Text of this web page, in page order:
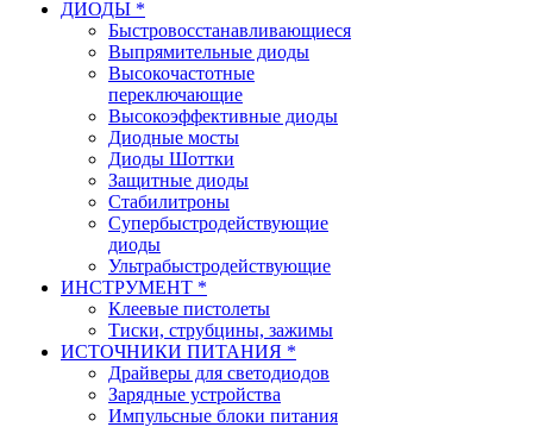
ДИОДЫ *
Быстровосстанавливающиеся
Выпрямительные диоды
Высокочастотные
переключающие
Высокоэффективные диоды
Диодные мосты
Диоды Шоттки
Защитные диоды
Стабилитроны
Супербыстродействующие
диоды
Ультрабыстродействующие
ИНСТРУМЕНТ *
Клеевые пистолеты
Тиски, струбцины, зажимы
ИСТОЧНИКИ ПИТАНИЯ *
Драйверы для светодиодов
Зарядные устройства
Импульсные блоки питания